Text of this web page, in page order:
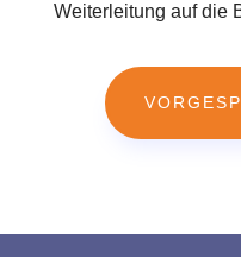
Weiterleitung auf die